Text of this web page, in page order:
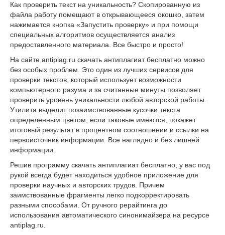
Как проверить текст на уникальность? Скопированную из
файла работу помещают в открывающееся окошко, затем
нажимается кнопка «Запустить проверку» и при помощи
специальных алгоритмов осуществляется анализ
предоставленного материала. Все быстро и просто!
На сайте antiplag.ru скачать антиплагиат бесплатно можно
без особых проблем. Это один из лучших сервисов для
проверки текстов, который использует возможности
компьютерного разума и за считанные минуты позволяет
проверить уровень уникальности любой авторской работы.
Утилита выделит позаимствованные кусочки текста
определенным цветом, если таковые имеются, покажет
итоговый результат в процентном соотношении и ссылки на
первоисточник информации. Все наглядно и без лишней
информации.
Решив программу скачать антиплагиат бесплатно, у вас под
рукой всегда будет находиться удобное приложение для
проверки научных и авторских трудов. Причем
заимствованные фрагменты легко подкорректировать
разными способами. От ручного рерайтинга до
использования автоматического синонимайзера на ресурсе
antiplag.ru.